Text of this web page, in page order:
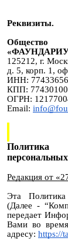
Реквизиты.
Общество
125212, г.
д. 5, корп. 1,
ИНН:
КПП:
ОГРН:
Email:
Политика
Редакция от
Эта Политика
(Далее -
передает
Вами во
адресу: https://